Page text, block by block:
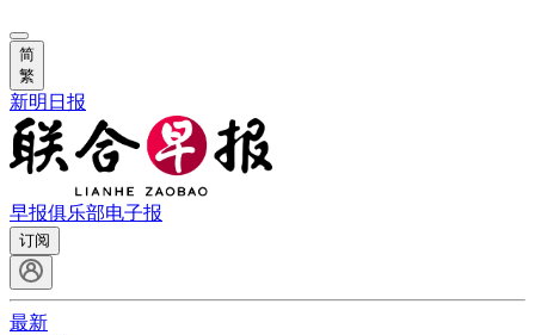
简
繁
新明日报
早报俱乐部电子报
订阅
最新